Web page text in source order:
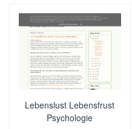
Lebenslust Lebensfrust
Psychologie